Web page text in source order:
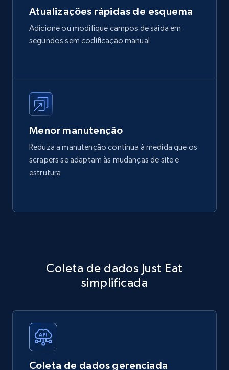
Atualizações rápidas de esquema
Adicione ou modifique campos de saída em
segundos sem codificação manual
Menor manutenção
Reduza a manutenção contínua à medida que os
scrapers se adaptam às mudanças de site e
estrutura
Coleta de dados Just Eat
simplificada
Coleta de dados gerenciada